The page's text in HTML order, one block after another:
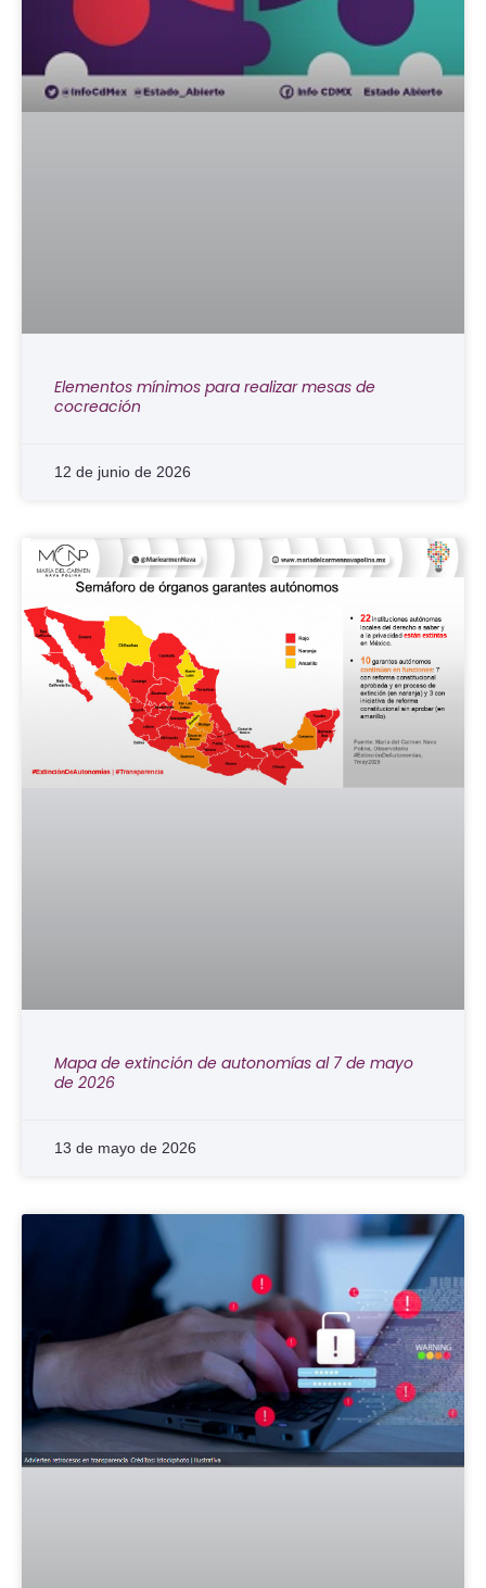
Elementos mínimos para realizar mesas de
cocreación
12 de junio de 2026
Mapa de extinción de autonomías al 7 de mayo
de 2026
13 de mayo de 2026